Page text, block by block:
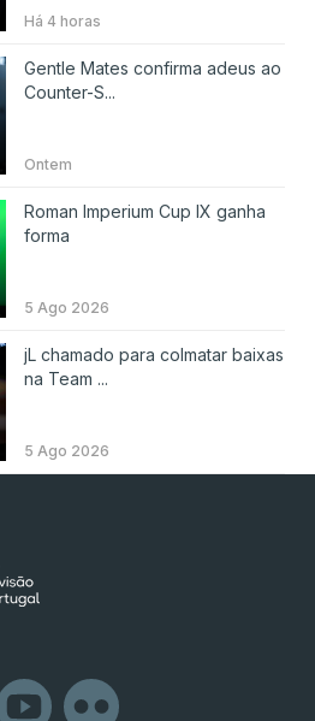
Há 4 horas
Gentle Mates confirma adeus ao
Counter-S...
Ontem
Roman Imperium Cup IX ganha
forma
5 Ago 2026
jL chamado para colmatar baixas
na Team ...
5 Ago 2026